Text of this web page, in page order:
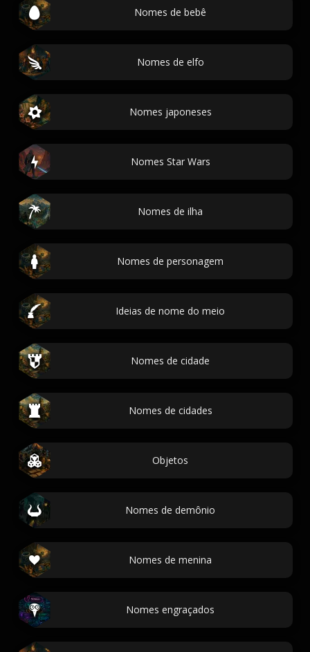
Nomes de bebê
Nomes de elfo
Nomes japoneses
Nomes Star Wars
Nomes de ilha
Nomes de personagem
Ideias de nome do meio
Nomes de cidade
Nomes de cidades
Objetos
Nomes de demônio
Nomes de menina
Nomes engraçados